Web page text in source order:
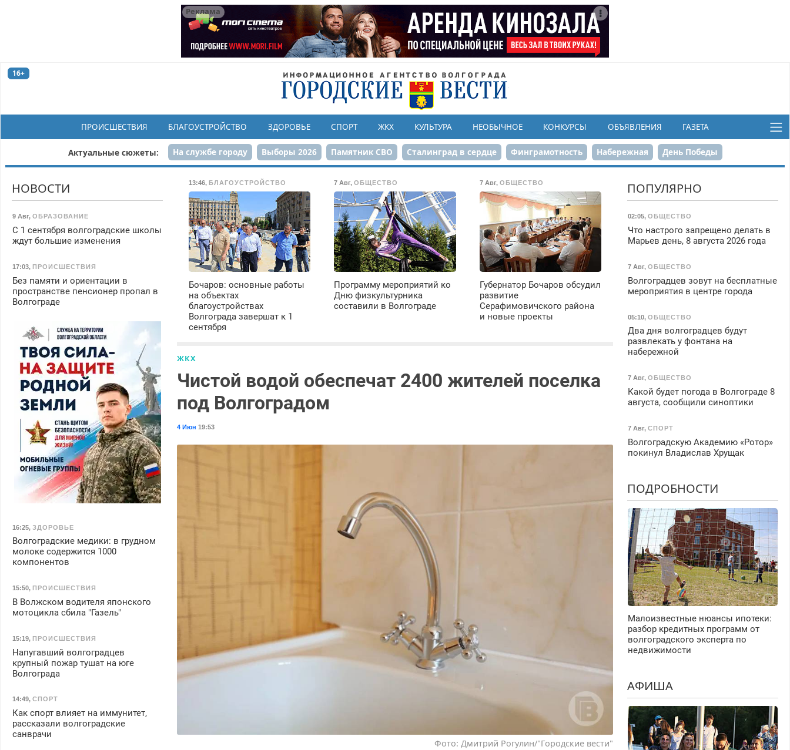
Реклама
16+
ПРОИСШЕСТВИЯ БЛАГОУСТРОЙСТВО ЗДОРОВЬЕ СПОРТ ЖКХ КУЛЬТУРА НЕОБЫЧНОЕ КОНКУРСЫ ОБЪЯВЛЕНИЯ ГАЗЕТА
Актуальные сюжеты: На службе городу Выборы 2026 Памятник СВО Сталинград в сердце Финграмотность Набережная День Победы
Реконструкция ЦПКиО 80-летие Победы Парк Героев-летчиков
13:46, БЛАГОУСТРОЙСТВО
Бочаров: основные работы
на объектах
благоустройствах
Волгограда завершат к 1
сентября
7 Авг,ОБЩЕСТВО
Программу мероприятий ко
Дню физкультурника
составили в Волгограде
7 Авг, ОБЩЕСТВО
Губернатор Бочаров обсудил
развитие
Серафимовичского района
и новые проекты
ЖКХ
Чистой водой обеспечат 2400 жителей поселка
под Волгоградом
4 Июн 19:53
Фото: Дмитрий Рогулин/"Городские вести"
НОВОСТИ
9 Авг, ОБРАЗОВАНИЕ
С 1 сентября волгоградские школы
ждут большие изменения
17:03, ПРОИСШЕСТВИЯ
Без памяти и ориентации в
пространстве пенсионер пропал в
Волгограде
16:25, ЗДОРОВЬЕ
Волгоградские медики: в грудном
молоке содержится 1000
компонентов
15:50, ПРОИСШЕСТВИЯ
В Волжском водителя японского
мотоцикла сбила "Газель"
15:19, ПРОИСШЕСТВИЯ
Напугавший волгоградцев
крупный пожар тушат на юге
Волгограда
14:49, СПОРТ
Как спорт влияет на иммунитет,
рассказали волгоградские
санврачи
ПОПУЛЯРНО
02:05, ОБЩЕСТВО
Что настрого запрещено делать в
Марьев день, 8 августа 2026 года
7 Авг, ОБЩЕСТВО
Волгоградцев зовут на бесплатные
мероприятия в центре города
05:10, ОБЩЕСТВО
Два дня волгоградцев будут
развлекать у фонтана на
набережной
7 Авг, ОБЩЕСТВО
Какой будет погода в Волгограде 8
августа, сообщили синоптики
7 Авг, СПОРТ
Волгоградскую Академию «Ротор»
покинул Владислав Хрущак
ПОДРОБНОСТИ
Малоизвестные нюансы ипотеки:
разбор кредитных программ от
волгоградского эксперта по
недвижимости
АФИША